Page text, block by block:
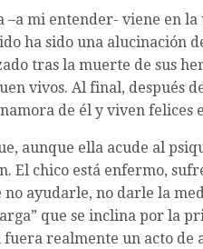
–a mi entender- viene en
ha sido una alucinación
tras la muerte de sus
vivos. Al final, después
de él y viven felices
aunque ella acude al
El chico está enfermo,
no ayudarle, no darle la
que se inclina por la
fuera realmente un acto